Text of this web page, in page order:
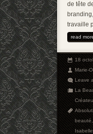
de tête
travaille
read
18
Marie-
Leave
La
beauté